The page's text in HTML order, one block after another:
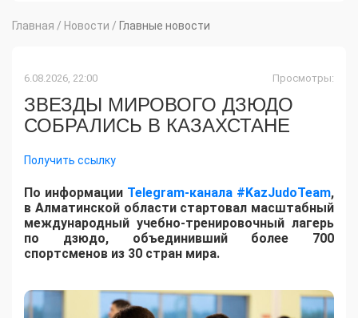
Главная / Новости / Главные новости
6.08.2026, 22:00 Просмотры:
ЗВЕЗДЫ МИРОВОГО ДЗЮДО
СОБРАЛИСЬ В КАЗАХСТАНЕ
Получить ссылку
По информации Telegram-канала #KazJudoTeam,
в Алматинской области стартовал масштабный
международный учебно-тренировочный лагерь
по дзюдо, объединивший более 700
спортсменов из 30 стран мира.